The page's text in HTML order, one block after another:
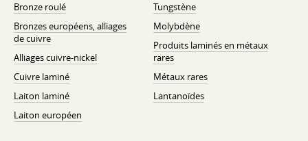
Bronze roulé
Bronzes européens, alliages
de cuivre
Alliages cuivre-nickel
Cuivre laminé
Laiton laminé
Laiton européen
Tungstène
Molybdène
Produits laminés en métaux
rares
Métaux rares
Lantanoïdes